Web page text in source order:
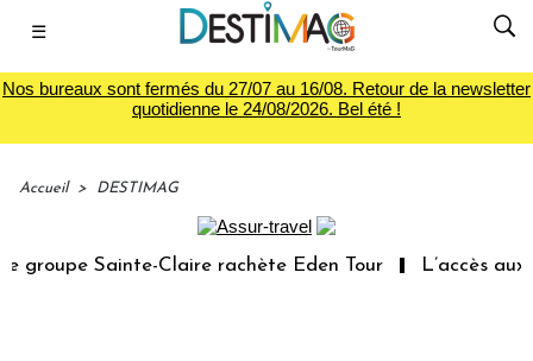
☰
Nos bureaux sont fermés du 27/07 au 16/08. Retour de la newsletter
quotidienne le 24/08/2026. Bel été !
Accueil > DESTIMAG
Sainte-Claire rachète Eden Tour L’accès aux